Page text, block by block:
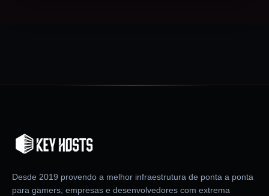
Desde 2019 provendo a melhor infraestrutura de ponta a ponta
para gamers, empresas e desenvolvedores com extrema